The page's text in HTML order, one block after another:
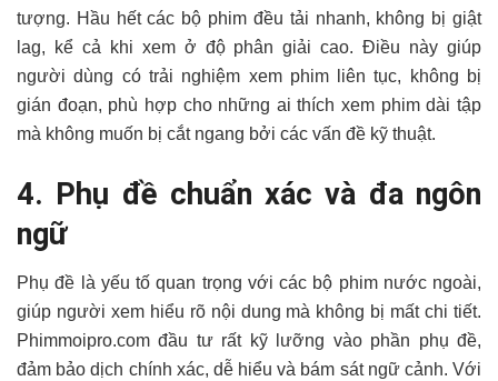
tượng. Hầu hết các bộ phim đều tải nhanh, không bị giật
lag, kể cả khi xem ở độ phân giải cao. Điều này giúp
người dùng có trải nghiệm xem phim liên tục, không bị
gián đoạn, phù hợp cho những ai thích xem phim dài tập
mà không muốn bị cắt ngang bởi các vấn đề kỹ thuật.
4. Phụ đề chuẩn xác và đa ngôn
ngữ
Phụ đề là yếu tố quan trọng với các bộ phim nước ngoài,
giúp người xem hiểu rõ nội dung mà không bị mất chi tiết.
Phimmoipro.com đầu tư rất kỹ lưỡng vào phần phụ đề,
đảm bảo dịch chính xác, dễ hiểu và bám sát ngữ cảnh. Với